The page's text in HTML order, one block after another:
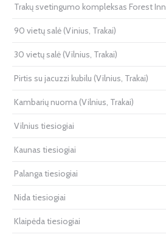
Trakų svetingumo kompleksas Forest Inn
90 vietų salė (Vinius, Trakai)
30 vietų salė (Vilnius, Trakai)
Pirtis su jacuzzi kubilu (Vilnius, Trakai)
Kambarių nuoma (Vilnius, Trakai)
Vilnius tiesiogiai
Kaunas tiesiogiai
Palanga tiesiogiai
Nida tiesiogiai
Klaipėda tiesiogiai